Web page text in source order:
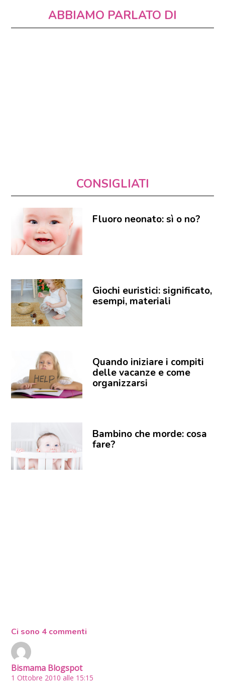
ABBIAMO PARLATO DI
CONSIGLIATI
Fluoro neonato: sì o no?
Giochi euristici: significato,
esempi, materiali
Quando iniziare i compiti
delle vacanze e come
organizzarsi
Bambino che morde: cosa
fare?
Ci sono 4 commenti
Bismama Blogspot
1 Ottobre 2010 alle 15:15